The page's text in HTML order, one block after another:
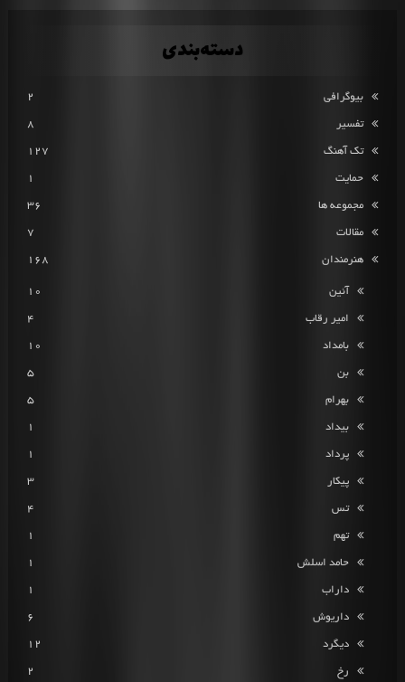
دسته‌بندی
بیوگرافی 2
تفسیر 8
تک آهنگ 127
حمایت 1
مجموعه ها 36
مقالات 7
هنرمندان 168
آئین 10
امیر رقاب 4
بامداد 10
بن 5
بهرام 5
بیداد 1
پرداد 1
پیکار 3
تس 4
تهم 1
حامد اسلش 1
داراب 1
داریوش 6
دیگرد 12
رخ 2